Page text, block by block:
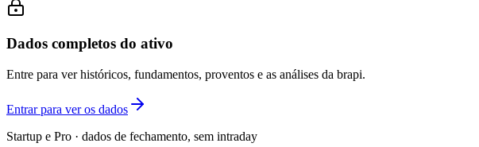
Dados completos do ativo
Entre para ver históricos, fundamentos, proventos e as análises da brapi.
Entrar para ver os dados
Startup e Pro · dados de fechamento, sem intraday